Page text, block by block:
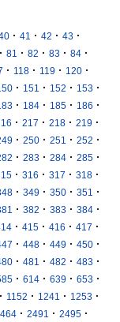
· 41 · 42 · 43 ·
· 81 · 82 · 83 · 84 ·
· 118 · 119 · 120 ·
· 151 · 152 · 153 ·
· 184 · 185 · 186 ·
· 217 · 218 · 219 ·
· 250 · 251 · 252 ·
· 283 · 284 · 285 ·
· 316 · 317 · 318 ·
· 349 · 350 · 351 ·
· 382 · 383 · 384 ·
· 415 · 416 · 417 ·
· 448 · 449 · 450 ·
· 481 · 482 · 483 ·
· 614 · 639 · 653 ·
· 1152 · 1241 · 1253 ·
· 2491 · 2495 ·